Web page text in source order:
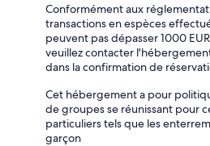
Conformément aux
transactions en espèces
peuvent pas dépasser 1000
veuillez contacter
dans la confirmation de
Cet hébergement a pour
de groupes se réunissant pour
particuliers tels que les
garçon